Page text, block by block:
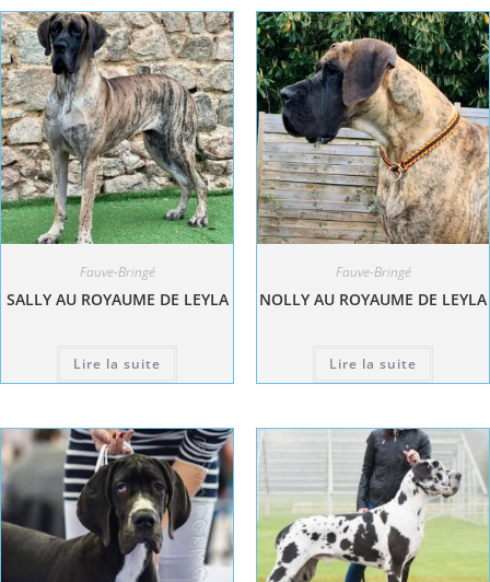
Fauve-Bringé
SALLY AU ROYAUME DE LEYLA
Lire la suite
Fauve-Bringé
NOLLY AU ROYAUME DE LEYLA
Lire la suite